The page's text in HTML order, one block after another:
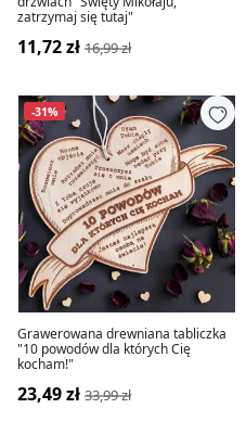
zatrzymaj się tutaj"
11,72 zł 16,99 zł
-31%
Grawerowana drewniana tabliczka
"10 powodów dla których Cię
kocham!"
23,49 zł 33,99 zł